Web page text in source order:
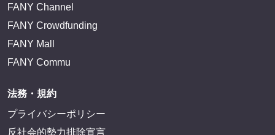
FANY Channel
FANY Crowdfunding
FANY Mall
FANY Commu
法務・規約
プライバシーポリシー
反社会的勢力排除宣言